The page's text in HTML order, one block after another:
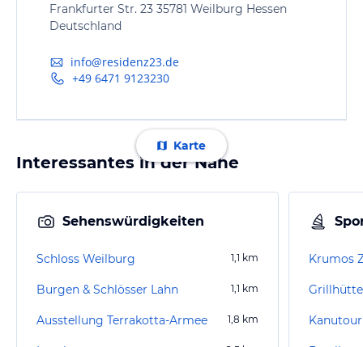
Frankfurter Str. 23 35781 Weilburg Hessen
Deutschland
info@residenz23.de
+49 6471 9123230
Karte
Interessantes in der Nähe
Sehenswürdigkeiten
Schloss Weilburg 1,1 km
Burgen & Schlösser Lahn 1,1 km
Ausstellung Terrakotta-Armee 1,8 km
Krumos
Grillhütte